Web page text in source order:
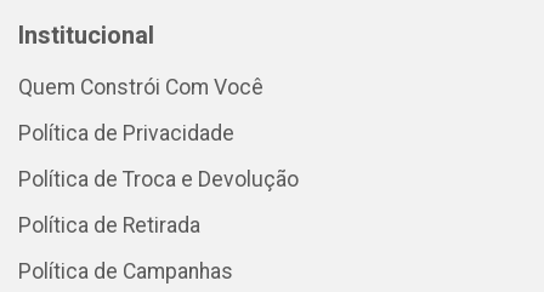
Institucional
Quem Constrói Com Você
Política de Privacidade
Política de Troca e Devolução
Política de Retirada
Política de Campanhas